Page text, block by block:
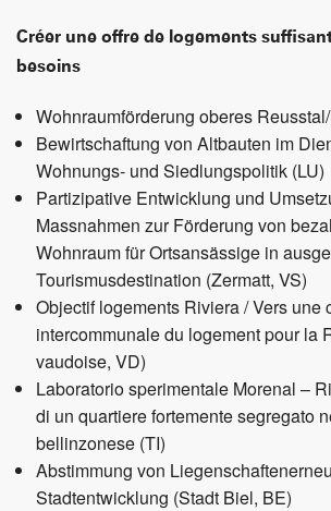
Créer une offre de logements
besoins
Wohnraumförderung oberes
Bewirtschaftung von Altbauten im
Wohnungs- und Siedlungspolitik (LU)
Partizipative Entwicklung und
Massnahmen zur Förderung von
Wohnraum für Ortsansässige in
Tourismusdestination (Zermatt, VS)
Objectif logements Riviera / Vers une
intercommunale du logement pour la
vaudoise, VD)
Laboratorio sperimentale Morenal –
di un quartiere fortemente segregato
bellinzonese (TI)
Abstimmung von
Stadtentwicklung (Stadt Biel, BE)